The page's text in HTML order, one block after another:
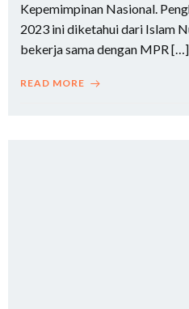
Kepemimpinan Nasional.
2023 ini diketahui dari Islam
bekerja sama dengan MPR […]
READ MORE